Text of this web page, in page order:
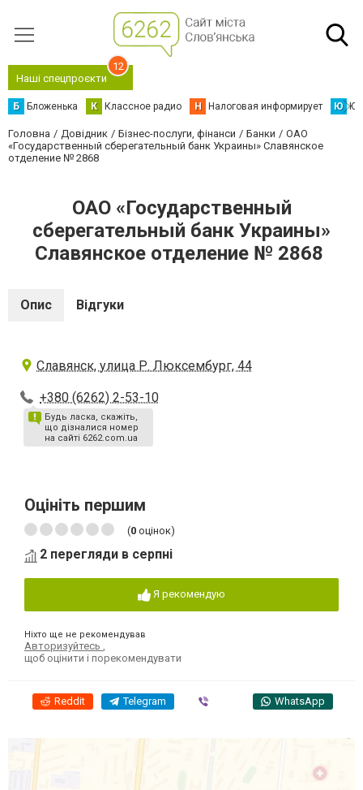
Наші спецпроєкти
12
Б Бложенька К Классное радио Н Налоговая информирует Ю
Головна Довідник Бізнес-послуги, фінанси Банки
ОАО
«Государственный сберегательный банк Украины» Славянское
отделение № 2868
ОАО «Государственный
сберегательный банк Украины»
Славянское отделение № 2868
Опис Відгуки
Славянск, улица Р. Люксембург, 44
+380 (6262) 2-53-10
Будь ласка, скажіть,
що дізналися номер
на сайті 6262.com.ua
Оцініть першим
(0 оцінок)
2 перегляди в серпні
Я рекомендую
Ніхто ще не рекомендував
Авторизуйтесь
щоб оцінити і порекомендувати
Reddit Telegram WhatsApp